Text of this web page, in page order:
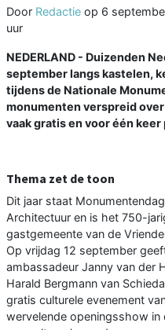
Door Redactie op 6
uur
NEDERLAND - Duizenden
september langs kastelen,
tijdens de Nationale
monumenten verspreid
vaak gratis en voor één
Thema zet de toon
Dit jaar staat
Architectuur en is het 750-
gastgemeente van de
Op vrijdag 12 september
ambassadeur Janny van der
Harald Bergmann van
gratis culturele evenement
wervelende openingsshow in